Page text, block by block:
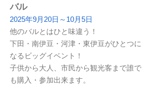
バル
2025年9月20日～10月5日
他のバルとはひと味違う！
下田・南伊豆・河津・東伊豆がひとつに
なるビッグイベント！
子供から大人、市民から観光客まで誰で
も購入・参加出来ます。